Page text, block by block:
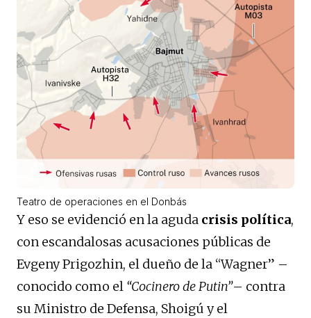
Teatro de operaciones en el Donbás
Y eso se evidenció en la aguda crisis política,
con escandalosas acusaciones públicas de
Evgeny Prigozhin, el dueño de la “Wagner” –
conocido como el “Cocinero de Putin”– contra
su Ministro de Defensa, Shoigú y el